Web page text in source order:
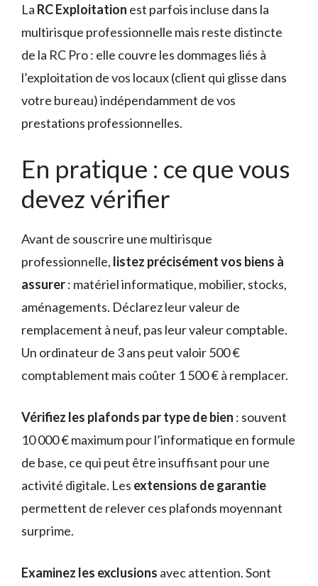
La RC Exploitation est parfois incluse dans la
multirisque professionnelle mais reste distincte
de la RC Pro : elle couvre les dommages liés à
l’exploitation de vos locaux (client qui glisse dans
votre bureau) indépendamment de vos
prestations professionnelles.
En pratique : ce que vous
devez vérifier
Avant de souscrire une multirisque
professionnelle, listez précisément vos biens à
assurer: matériel informatique, mobilier, stocks,
aménagements. Déclarez leur valeur de
remplacement à neuf, pas leur valeur comptable.
Un ordinateur de 3 ans peut valoir 500 €
comptablement mais coûter 1 500 € à remplacer.
Vérifiez les plafonds par type de bien : souvent
10 000 € maximum pour l’informatique en formule
de base, ce qui peut être insuffisant pour une
activité digitale. Les extensions de garantie
permettent de relever ces plafonds moyennant
surprime.
Examinez les exclusions avec attention. Sont